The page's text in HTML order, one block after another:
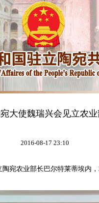
大使魏瑞兴会见立农
2016-08-17 23:10
农业部长巴尔特莱蒂埃内，